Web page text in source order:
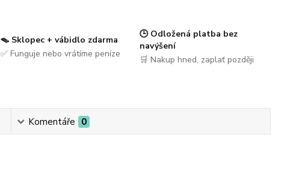
🪤 Sklopec + vábidlo zdarma
✅ Funguje nebo vrátíme peníze
🕒 Odložená platba bez
navýšení
🛒 Nakup hned, zaplať později
Komentáře 0